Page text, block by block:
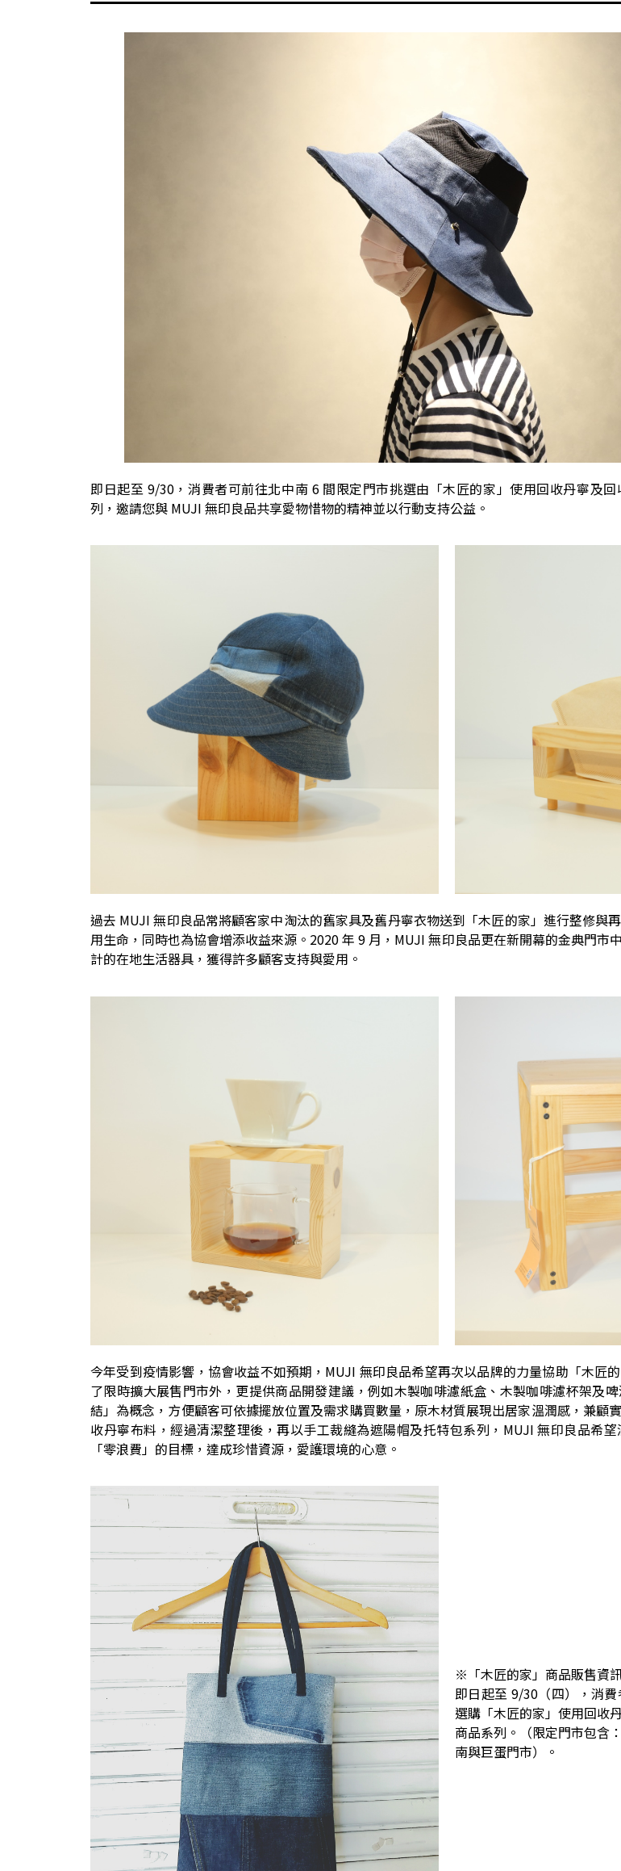
即日起至 9/30，消費者可前往北中南 6 間限定門市挑選由「木匠的家」使用回收丹寧及
列，邀請您與 MUJI 無印良品共享愛物惜物的精神並以行動支持公益。
過去 MUJI 無印良品常將顧客家中淘汰的舊家具及舊丹寧衣物送到「木匠的家」進行整修與
用生命，同時也為協會增添收益來源。2020 年 9 月，MUJI 無印良品更在新開幕的金典門市
計的在地生活器具，獲得許多顧客支持與愛用。
今年受到疫情影響，協會收益不如預期，MUJI 無印良品希望再次以品牌的力量協助「木匠
了限時擴大展售門市外，更提供商品開發建議，例如木製咖啡濾紙盒、木製咖啡濾杯架及
結」為概念，方便顧客可依據擺放位置及需求購買數量，原木材質展現出居家溫潤感，兼顧
收丹寧布料，經過清潔整理後，再以手工裁縫為遮陽帽及托特包系列，MUJI 無印良品希
「零浪費」的目標，達成珍惜資源，愛護環境的心意。
※「木匠的家」商品販售資
即日起至 9/30（四），消
選購「木匠的家」使用回收
商品系列。（限定門市包含
南與巨蛋門市）。